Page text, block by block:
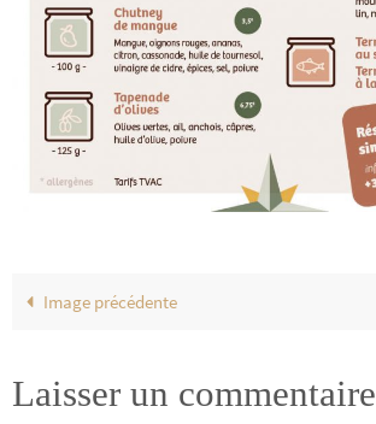
Image précédente
Laisser un commentaire